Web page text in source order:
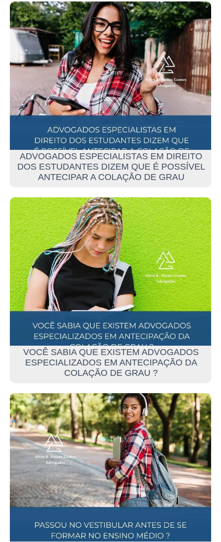
ADVOGADOS ESPECIALISTAS EM DIREITO
DOS ESTUDANTES DIZEM QUE É POSSÍVEL
ANTECIPAR A COLAÇÃO DE GRAU
VOCÊ SABIA QUE EXISTEM ADVOGADOS
ESPECIALIZADOS EM ANTECIPAÇÃO DA
COLAÇÃO DE GRAU ?